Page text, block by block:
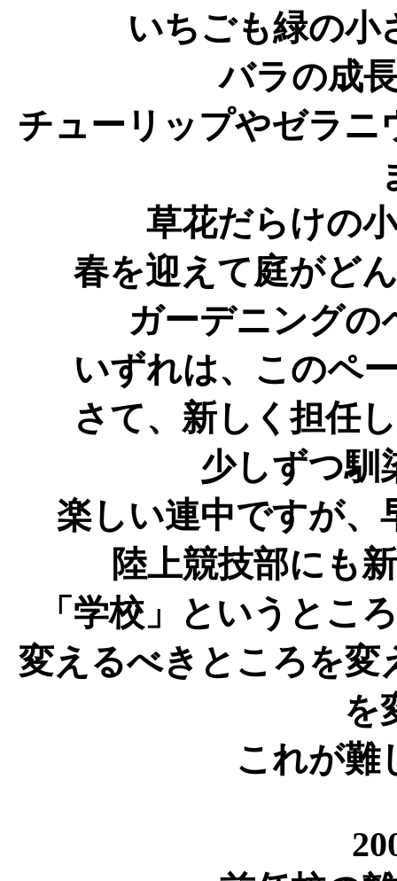
いちごも緑の小
バラの成
チューリップやゼラ
草花だらけの
春を迎えて庭がど
ガーデニングの
いずれは、このペ
さて、新しく担任
少しずつ馴
楽しい連中ですが、
陸上競技部にも
「学校」というとこ
変えるべきところを変
を
これが難